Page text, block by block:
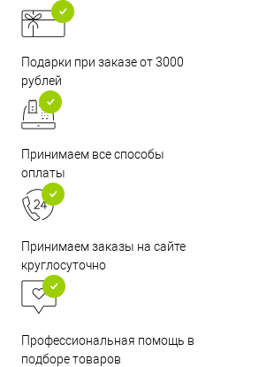
Подарки при заказе от 3000
рублей
Принимаем все способы
оплаты
Принимаем заказы на сайте
круглосуточно
Профессиональная помощь в
подборе товаров